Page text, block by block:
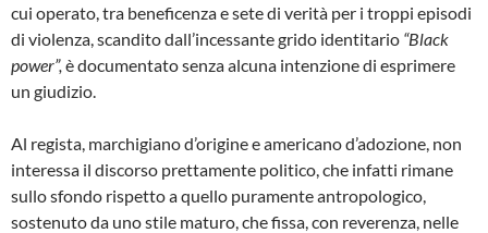
cui operato, tra beneficenza e sete di verità per i troppi episodi
di violenza, scandito dall’incessante grido identitario “Black
power”, è documentato senza alcuna intenzione di esprimere
un giudizio.
Al regista, marchigiano d’origine e americano d’adozione, non
interessa il discorso prettamente politico, che infatti rimane
sullo sfondo rispetto a quello puramente antropologico,
sostenuto da uno stile maturo, che fissa, con reverenza, nelle